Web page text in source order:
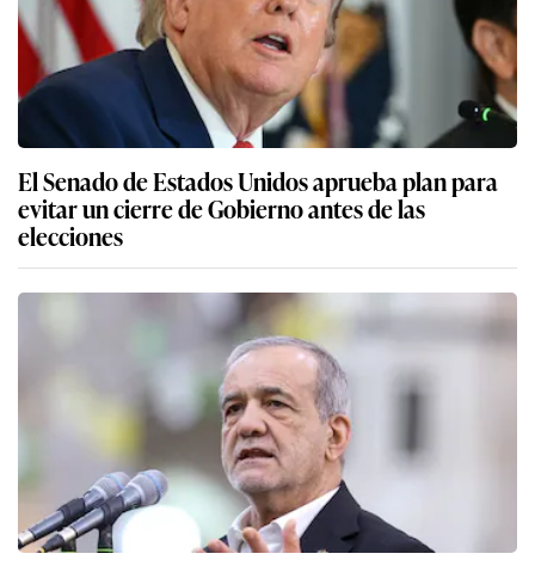
El Senado de Estados Unidos aprueba plan para
evitar un cierre de Gobierno antes de las
elecciones